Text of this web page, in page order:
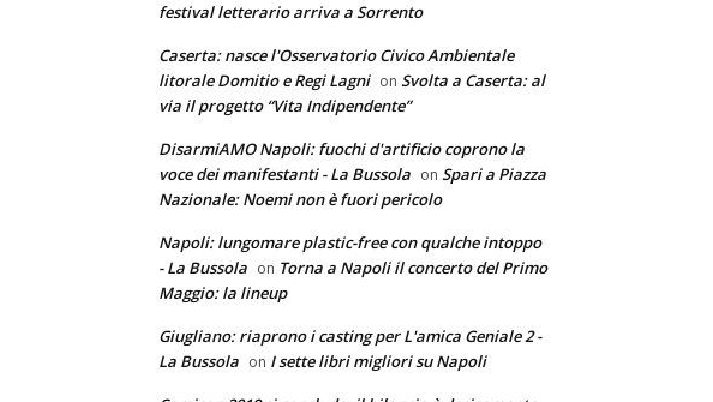
festival letterario arriva a Sorrento
Caserta: nasce l'Osservatorio Civico Ambientale
litorale Domitio e Regi Lagni on Svolta a Caserta: al
via il progetto “Vita Indipendente”
DisarmiAMO Napoli: fuochi d'artificio coprono la
voce dei manifestanti - La Bussola on Spari a Piazza
Nazionale: Noemi non è fuori pericolo
Napoli: lungomare plastic-free con qualche intoppo
- La Bussola on Torna a Napoli il concerto del Primo
Maggio: la lineup
Giugliano: riaprono i casting per L'amica Geniale 2 -
La Bussola on I sette libri migliori su Napoli